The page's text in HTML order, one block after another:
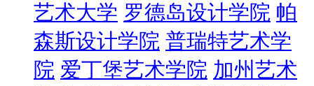
艺术大学 罗德岛设计学院 帕
森斯设计学院 普瑞特艺术学
院 爱丁堡艺术学院 加州艺术